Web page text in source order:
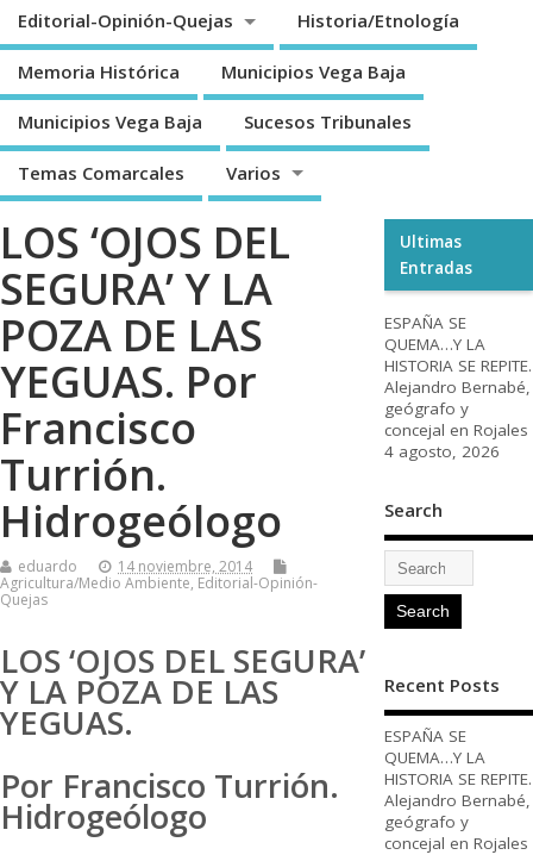
Editorial-Opinión-Quejas Historia/Etnología
Memoria Histórica Municipios Vega Baja
Municipios Vega Baja Sucesos Tribunales
Temas Comarcales Varios
LOS ‘OJOS DEL
SEGURA’ Y LA
POZA DE LAS
YEGUAS. Por
Francisco
Turrión.
Hidrogeólogo
eduardo
14 noviembre, 2014
Agricultura/Medio Ambiente, Editorial-Opinión-
Quejas
LOS ‘OJOS DEL SEGURA’
Y LA POZA DE LAS
YEGUAS.
Por Francisco Turrión.
Hidrogeólogo
Ultimas
Entradas
ESPAÑA SE
QUEMA…Y LA
HISTORIA SE REPITE.
Alejandro Bernabé,
geógrafo y
concejal en Rojales
4 agosto, 2026
Search
Recent Posts
ESPAÑA SE
QUEMA…Y LA
HISTORIA SE REPITE.
Alejandro Bernabé,
geógrafo y
concejal en Rojales